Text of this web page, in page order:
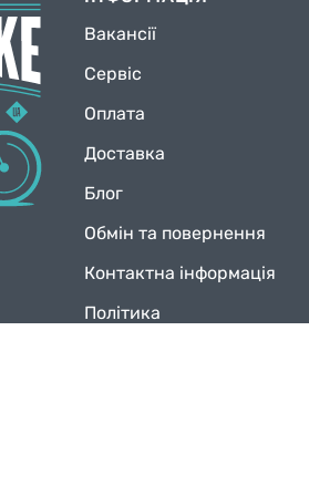
Вакансії
Сервіс
Оплата
Доставка
Блог
Обмін та повернення
Контактна інформація
Політика